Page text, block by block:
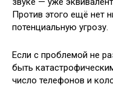
Против этого ещё нет
потенциальную угрозу.
Если с проблемой не
быть
число телефонов и